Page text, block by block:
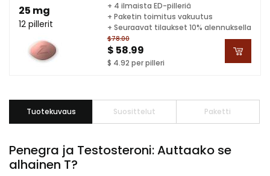
25 mg
12 pillerit
$78.00
$ 58.99
$ 4.92 per pilleri
+ 4 ilmaista ED-pilleriä
+ Paketin toimitus vakuutus
+ Seuraavat tilaukset 10% alennuksella
Tuotekuvaus Suosittelut Paketti
Penegra ja Testosteroni: Auttaako se
alhainen T?